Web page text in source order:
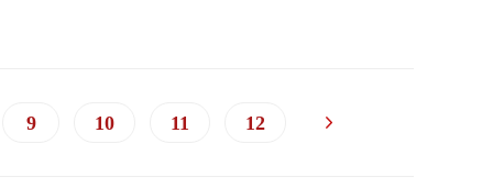
9 10 11 12